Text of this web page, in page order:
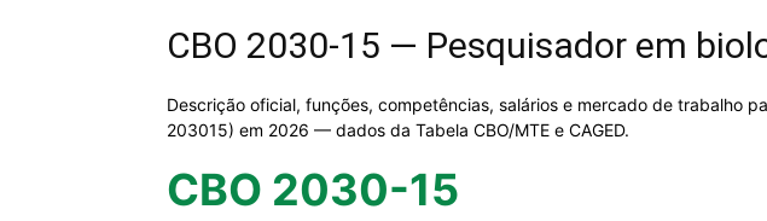
CBO 2030-15 — Pesquisador em
Descrição oficial, funções, competências, salários e mercado de trabalho
203015) em 2026 — dados da Tabela CBO/MTE e CAGED.
CBO 2030-15